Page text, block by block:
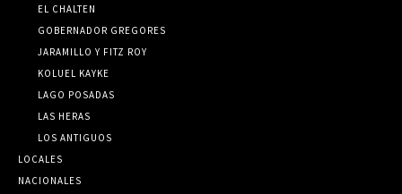
EL CHALTEN
GOBERNADOR GREGORES
JARAMILLO Y FITZ ROY
KOLUEL KAYKE
LAGO POSADAS
LAS HERAS
LOS ANTIGUOS
LOCALES
NACIONALES